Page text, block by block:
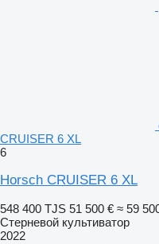
CRUISER 6 XL
6
Horsch CRUISER 6 XL
548 400 TJS 51 500 € ≈ 59
Стерневой культиватор
2022